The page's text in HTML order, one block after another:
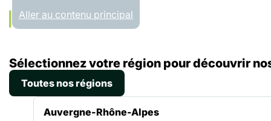
Panneau de gestion des cookies
Aller au contenu principal
Accueil Liste des ressources Quelles sont les compétences que j’ai acquises au cours de ma pratique professionnelle de travailleur.euse pair.e ?
FICHE PRATIQUE|30.07.2023
Sélectionnez votre région pour découvrir
Toutes nos régions
Auvergne-Rhône-Alpes